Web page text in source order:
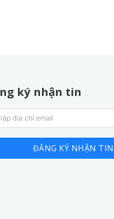
ký nhận tin
ĐĂNG KÝ NHẬN TIN